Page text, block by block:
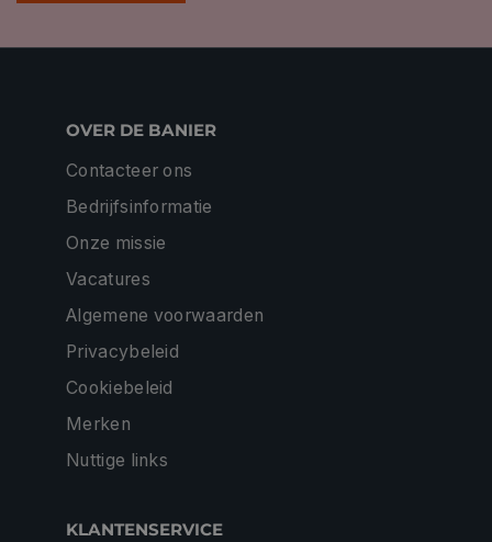
OVER DE BANIER
Contacteer ons
Bedrijfsinformatie
Onze missie
Vacatures
Algemene voorwaarden
Privacybeleid
Cookiebeleid
Merken
Nuttige links
KLANTENSERVICE